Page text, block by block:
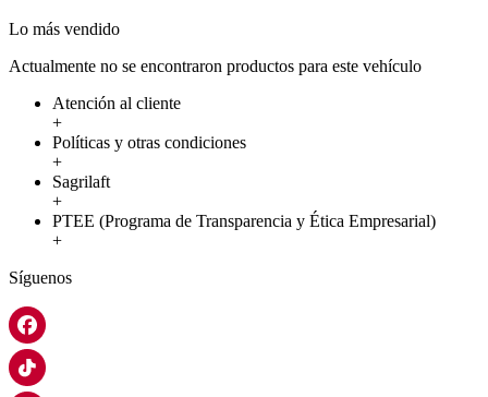
Lo más vendido
Actualmente no se encontraron productos para este vehículo
Atención al cliente
+
Políticas y otras condiciones
+
Sagrilaft
+
PTEE (Programa de Transparencia y Ética Empresarial)
+
Síguenos